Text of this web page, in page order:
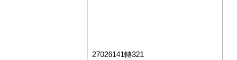
27026141轉321